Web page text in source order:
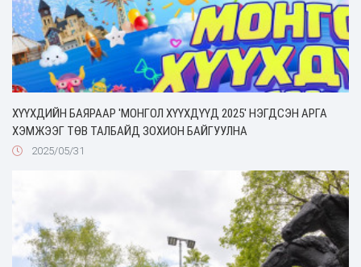
ХҮҮХДИЙН БАЯРААР 'МОНГОЛ ХҮҮХДҮҮД 2025' НЭГДСЭН АРГА
ХЭМЖЭЭГ ТӨВ ТАЛБАЙД ЗОХИОН БАЙГУУЛНА
2025/05/31